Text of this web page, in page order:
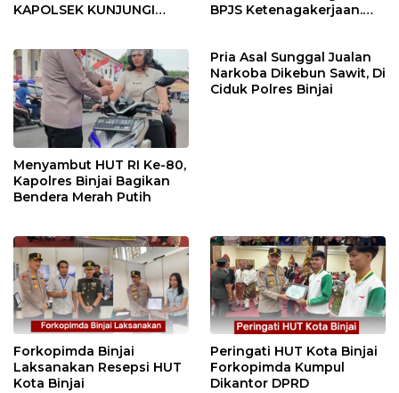
KAPOLSEK KUNJUNGI
BPJS Ketenagakerjaan.
Menyambut HUT RI Ke-80,
Kapolres Binjai Bagikan
Bendera Merah Putih
Pria Asal Sunggal Jualan
Narkoba Dikebun Sawit, Di
Ciduk Polres Binjai
Forkopimda Binjai
Laksanakan Resepsi HUT
Kota Binjai
Peringati HUT Kota Binjai
Forkopimda Kumpul
Dikantor DPRD